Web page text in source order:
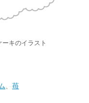
キのイラスト
苺